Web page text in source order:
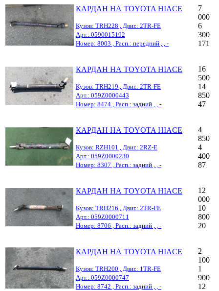
КАРДАН НА TOYOTA HIACE
Кузов: TRH228 , Двиг.: 2TR-FE
Арт.: 0590015192
Номер: 8003 , Расп.: передний , , -
7
000
6
300
171
КАРДАН НА TOYOTA HIACE
Кузов: TRH219 , Двиг.: 2TR-FE
Арт.: 059Z0000443
Номер: 8474 , Расп.: задний , , -
16
500
14
850
47
КАРДАН НА TOYOTA HIACE
Кузов: RZH101 , Двиг.: 2RZ-E
Арт.: 059Z0000230
Номер: 8307 , Расп.: задний , , -
4
850
4
400
87
КАРДАН НА TOYOTA HIACE
Кузов: TRH216 , Двиг.: 2TR-FE
Арт.: 059Z0000711
Номер: 8706 , Расп.: задний , , -
12
000
10
800
20
КАРДАН НА TOYOTA HIACE
Кузов: TRH200 , Двиг.: 1TR-FE
Арт.: 059Z0000747
Номер: 8742 , Расп.: задний , , -
2
100
1
900
12